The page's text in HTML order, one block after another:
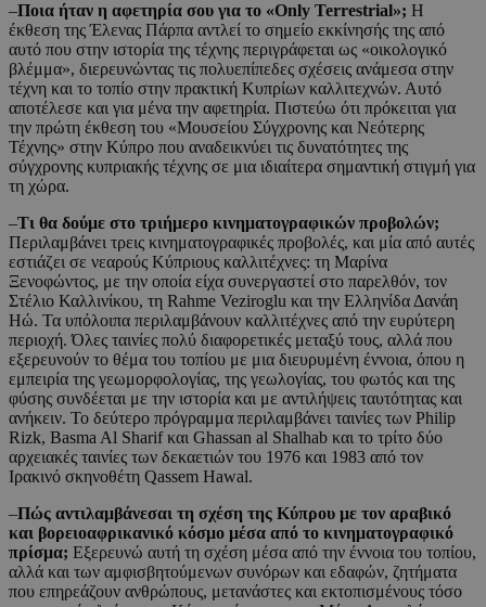
–Ποια ήταν η αφετηρία σου για το «Only Terrestrial»; Η
έκθεση της Έλενας Πάρπα αντλεί το σημείο εκκίνησής της από
αυτό που στην ιστορία της τέχνης περιγράφεται ως «οικολογικό
βλέμμα», διερευνώντας τις πολυεπίπεδες σχέσεις ανάμεσα στην
τέχνη και το τοπίο στην πρακτική Κυπρίων καλλιτεχνών. Αυτό
αποτέλεσε και για μένα την αφετηρία. Πιστεύω ότι πρόκειται για
την πρώτη έκθεση του «Μουσείου Σύγχρονης και Νεότερης
Τέχνης» στην Κύπρο που αναδεικνύει τις δυνατότητες της
σύγχρονης κυπριακής τέχνης σε μια ιδιαίτερα σημαντική στιγμή για
τη χώρα.
–Τι θα δούμε στο τριήμερο κινηματογραφικών προβολών;
Περιλαμβάνει τρεις κινηματογραφικές προβολές, και μία από αυτές
εστιάζει σε νεαρούς Κύπριους καλλιτέχνες: τη Μαρίνα
Ξενοφώντος, με την οποία είχα συνεργαστεί στο παρελθόν, τον
Στέλιο Καλλινίκου, τη Rahme Veziroglu και την Ελληνίδα Δανάη
Ηώ. Τα υπόλοιπα περιλαμβάνουν καλλιτέχνες από την ευρύτερη
περιοχή. Όλες ταινίες πολύ διαφορετικές μεταξύ τους, αλλά που
εξερευνούν το θέμα του τοπίου με μια διευρυμένη έννοια, όπου η
εμπειρία της γεωμορφολογίας, της γεωλογίας, του φωτός και της
φύσης συνδέεται με την ιστορία και με αντιλήψεις ταυτότητας και
ανήκειν. Το δεύτερο πρόγραμμα περιλαμβάνει ταινίες των Philip
Rizk, Basma Al Sharif και Ghassan al Shalhab και το τρίτο δύο
αρχειακές ταινίες των δεκαετιών του 1976 και 1983 από τον
Ιρακινό σκηνοθέτη Qassem Hawal.
–Πώς αντιλαμβάνεσαι τη σχέση της Κύπρου με τον αραβικό
και βορειοαφρικανικό κόσμο μέσα από το κινηματογραφικό
πρίσμα; Εξερευνώ αυτή τη σχέση μέσα από την έννοια του τοπίου,
αλλά και των αμφισβητούμενων συνόρων και εδαφών, ζητήματα
που επηρεάζουν ανθρώπους, μετανάστες και εκτοπισμένους τόσο